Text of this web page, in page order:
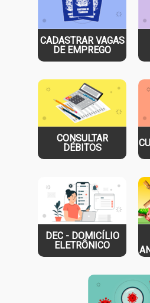
CADASTRAR VAGAS
DE EMPREGO
CONSULTAR
DÉBITOS
DEC - DOMICÍLIO
ELETRÔNICO